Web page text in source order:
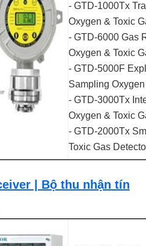
- GTD-1000Tx
Oxygen & Toxic
- GTD-6000 Gas
Oxygen & Toxic
- GTD-5000F
Sampling
- GTD-3000Tx
Oxygen & Toxic
- GTD-2000Tx
Toxic Gas
| Bộ thu nhận tín